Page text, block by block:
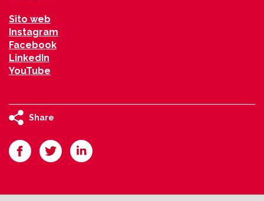
Sito web
Instagram
Facebook
LinkedIn
YouTube
Share